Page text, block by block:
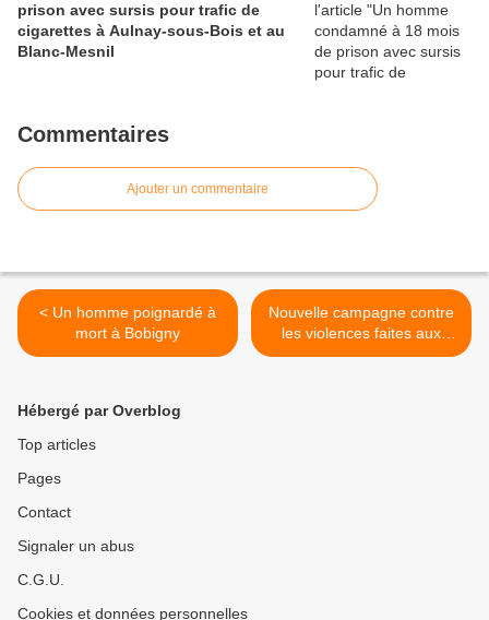
prison avec sursis pour trafic de
cigarettes à Aulnay-sous-Bois et au
Blanc-Mesnil
Commentaires
Ajouter un commentaire
< Un homme poignardé à
mort à Bobigny
Nouvelle campagne contre
les violences faites aux
femmes à Aulnay-sous-Bois
Hébergé par Overblog
Top articles
Pages
Contact
Signaler un abus
C.G.U.
Cookies et données personnelles